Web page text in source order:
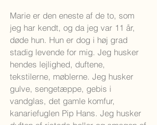
Marie er den eneste af de to, som
jeg har kendt, og da jeg var 11 år,
døde hun. Hun er dog i høj grad
stadig levende for mig. Jeg husker
hendes lejlighed, duftene,
tekstilerne, møblerne. Jeg husker
gulve, sengetæppe, gebis i
vandglas, det gamle komfur,
kanariefuglen Pip Hans. Jeg husker